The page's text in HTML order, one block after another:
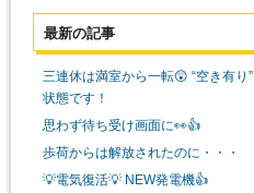
最新の記事
三連休は満室から一転😲 “空き有り”
状態です！
思わず待ち受け画面に👀👍
歩荷からは解放されたのに・・・
💡電気復活💡 NEW発電機👍